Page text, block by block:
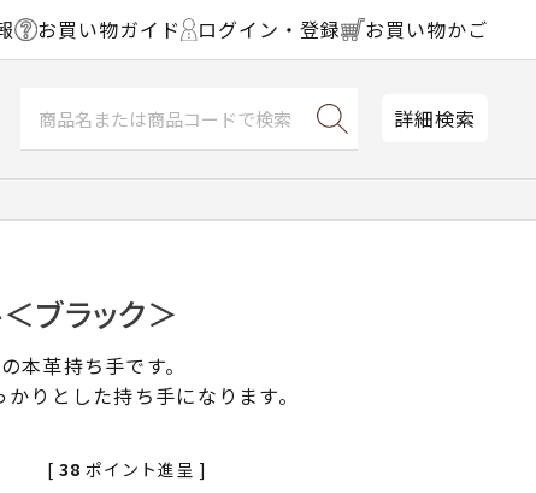
お買い物ガイド ログイン・登録 お買い物かご
詳細検索
ブラック＞
本革持ち手です。
りとした持ち手になります。
[ 38 ポイント進呈 ]